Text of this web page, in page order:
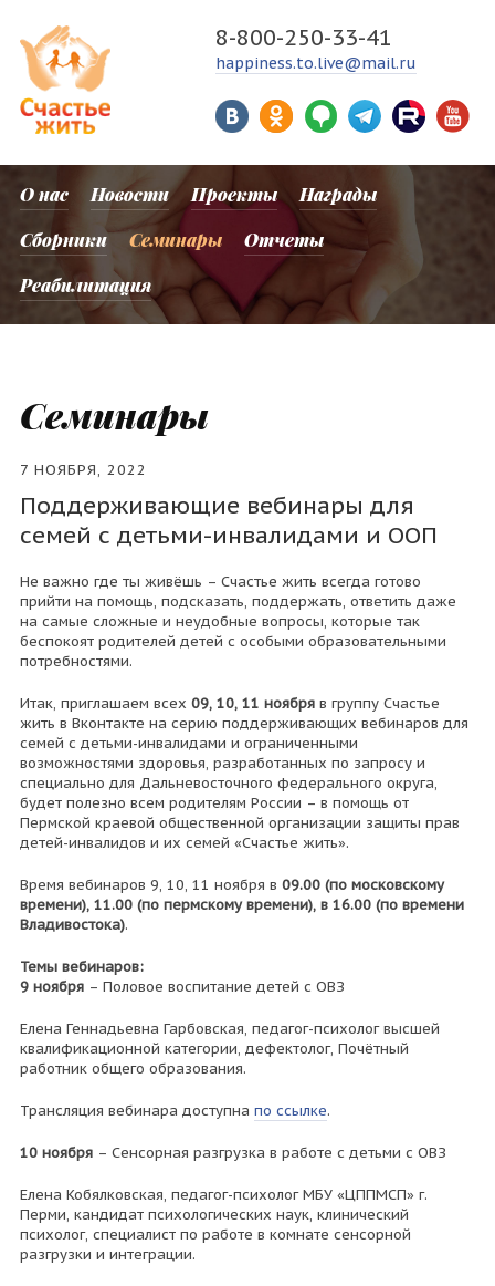
8-800-250-33-41
happiness.to.live@mail.ru
О нас Новости Проекты
Награды
Сборники
Семинары
Отчеты
Реабилитация
Семинары
7 НОЯБРЯ, 2022
Поддерживающие вебинары для
семей с детьми-инвалидами и ООП
Не важно где ты живёшь – Счастье жить всегда готово
прийти на помощь, подсказать, поддержать, ответить даже
на самые сложные и неудобные вопросы, которые так
беспокоят родителей детей с особыми образовательными
потребностями.
Итак, приглашаем всех 09, 10, 11 ноябряв группу Счастье
жить в Вконтакте на серию поддерживающих вебинаров для
семей с детьми-инвалидами и ограниченными
возможностями здоровья, разработанных по запросу и
специально для Дальневосточного федерального округа,
будет полезно всем родителям России – в помощь от
Пермской краевой общественной организации защиты прав
детей-инвалидов и их семей «Счастье жить».
Время вебинаров 9, 10, 11 ноября в 09.00 (по московскому
времени), 11.00 (по пермскому времени), в 16.00 (по времени
Владивостока).
Темы вебинаров:
9 ноября– Половое воспитание детей с ОВЗ
Елена Геннадьевна Гарбовская, педагог-психолог высшей
квалификационной категории, дефектолог, Почётный
работник общего образования.
Трансляция вебинара доступна по ссылке.
10 ноября– Сенсорная разгрузка в работе с детьми с ОВЗ
Елена Кобялковская, педагог-психолог МБУ «ЦППМСП» г.
Перми, кандидат психологических наук, клинический
психолог, специалист по работе в комнате сенсорной
разгрузки и интеграции.